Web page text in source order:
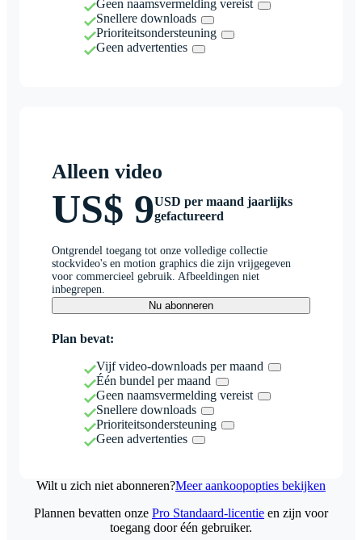
Geen naamsvermelding vereist
Snellere downloads
Prioriteitsondersteuning
Geen advertenties
Alleen video
US$ 9USD per maand jaarlijks
gefactureerd
Ontgrendel toegang tot onze volledige collectie
stockvideo's en motion graphics die zijn vrijgegeven
voor commercieel gebruik. Afbeeldingen niet
inbegrepen.
Nu abonneren
Plan bevat:
Vijf video-downloads per maand
Één bundel per maand
Geen naamsvermelding vereist
Snellere downloads
Prioriteitsondersteuning
Geen advertenties
Wilt u zich niet abonneren?Meer aankoopopties bekijken
Plannen bevatten onze Pro Standaard-licentie en zijn voor
toegang door één gebruiker.